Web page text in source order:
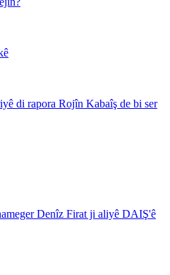
di rapora Rojîn Kabaîş de bi ser
Denîz Firat ji aliyê DAIŞ'ê